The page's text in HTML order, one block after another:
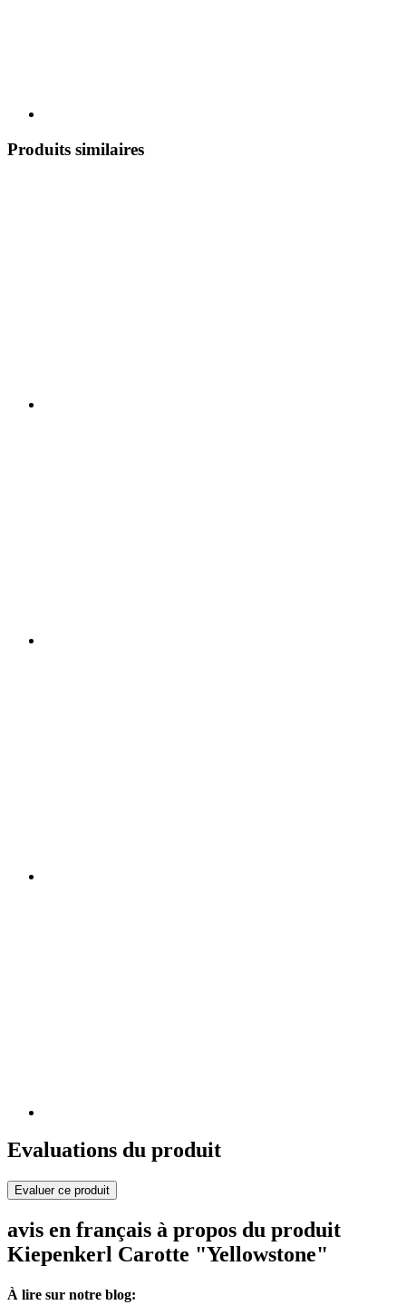
Produits similaires
Evaluations du produit
Evaluer ce produit
avis en français à propos du produit
Kiepenkerl Carotte "Yellowstone"
À lire sur notre blog: